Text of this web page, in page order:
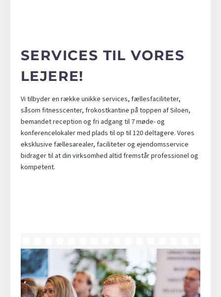
SERVICES TIL VORES
LEJERE!
Vi tilbyder en række unikke services, fællesfaciliteter,
såsom fitnesscenter, frokostkantine på toppen af Siloen,
bemandet reception og fri adgang til 7 møde- og
konferencelokaler med plads til op til 120 deltagere. Vores
eksklusive fællesarealer, faciliteter og ejendomsservice
bidrager til at din virksomhed altid fremstår professionel og
kompetent.